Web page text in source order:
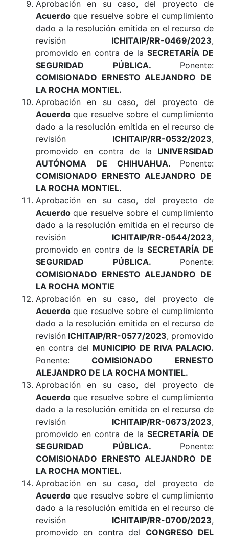
Aprobación en su caso, del proyecto de
Acuerdoque resuelve sobre el cumplimiento
dado a la resolución emitida en el recurso de
revisión ICHITAIP/RR-0469/2023,
promovido en contra de la SECRETARÍA DE
SEGURIDAD PÚBLICA. Ponente:
COMISIONADO ERNESTO ALEJANDRO DE
LA ROCHA MONTIEL.
Aprobación en su caso, del proyecto de
Acuerdoque resuelve sobre el cumplimiento
dado a la resolución emitida en el recurso de
revisión ICHITAIP/RR-0532/2023,
promovido en contra de la UNIVERSIDAD
AUTÓNOMA DE CHIHUAHUA. Ponente:
COMISIONADO ERNESTO ALEJANDRO DE
LA ROCHA MONTIEL.
Aprobación en su caso, del proyecto de
Acuerdoque resuelve sobre el cumplimiento
dado a la resolución emitida en el recurso de
revisión ICHITAIP/RR-0544/2023,
promovido en contra de la SECRETARÍA DE
SEGURIDAD PÚBLICA. Ponente:
COMISIONADO ERNESTO ALEJANDRO DE
LA ROCHA MONTIE
Aprobación en su caso, del proyecto de
Acuerdoque resuelve sobre el cumplimiento
dado a la resolución emitida en el recurso de
revisión ICHITAIP/RR-0577/2023, promovido
en contra del MUNICIPIO DE RIVA PALACIO.
Ponente: COMISIONADO ERNESTO
ALEJANDRO DE LA ROCHA MONTIEL.
Aprobación en su caso, del proyecto de
Acuerdoque resuelve sobre el cumplimiento
dado a la resolución emitida en el recurso de
revisión ICHITAIP/RR-0673/2023,
promovido en contra de la SECRETARÍA DE
SEGURIDAD PÚBLICA. Ponente:
COMISIONADO ERNESTO ALEJANDRO DE
LA ROCHA MONTIEL.
Aprobación en su caso, del proyecto de
Acuerdoque resuelve sobre el cumplimiento
dado a la resolución emitida en el recurso de
revisión ICHITAIP/RR-0700/2023,
promovido en contra del CONGRESO DEL